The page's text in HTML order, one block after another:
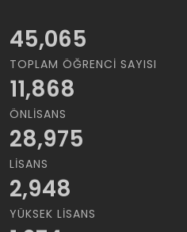
45,065
TOPLAM ÖĞRENCI SAYISI
11,868
ÖNLISANS
28,975
LISANS
2,948
YÜKSEK LISANS